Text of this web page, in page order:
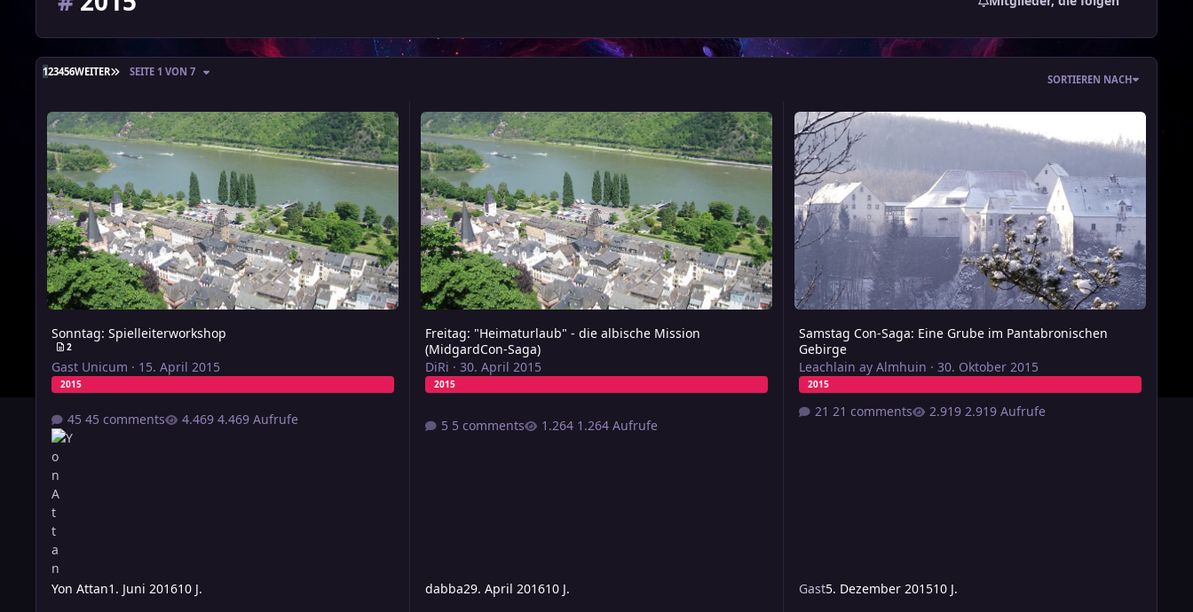
123456WEITER LETZTE SEITE
SEITE 1 VON 7
SORTIEREN NACH
Sonntag: Spielleiterworkshop
Sonntag: Spielleiterworkshop
2
Gast Unicum · 15. April 2015
2015
45 comments 4.469 Aufrufe
Yon Attan1. Juni 201610 J.
Freitag: "Heimaturlaub" - die albische Mission (MidgardCon-Saga)
Freitag: "Heimaturlaub" - die albische Mission
(MidgardCon-Saga)
DiRi · 30. April 2015
2015
5 comments 1.264 Aufrufe
dabba29. April 201610 J.
Samstag Con-Saga: Eine Grube im Pantabronischen Gebirge
Samstag Con-Saga: Eine Grube im Pantabronischen
Gebirge
Leachlain ay Almhuin · 30. Oktober 2015
2015
21 comments 2.919 Aufrufe
Gast5. Dezember 201510 J.